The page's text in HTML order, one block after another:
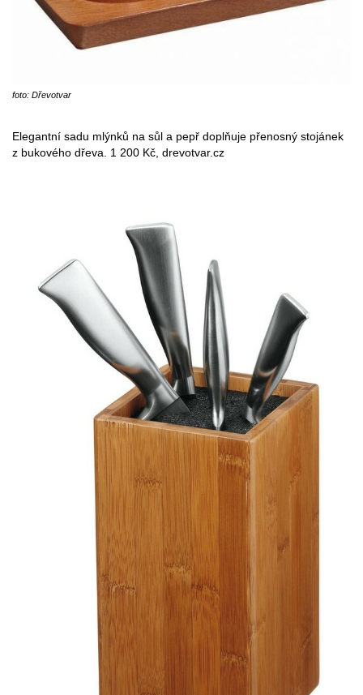
foto: Dřevotvar
Elegantní sadu mlýnků na sůl a pepř doplňuje přenosný stojánek
z bukového dřeva. 1 200 Kč, drevotvar.cz